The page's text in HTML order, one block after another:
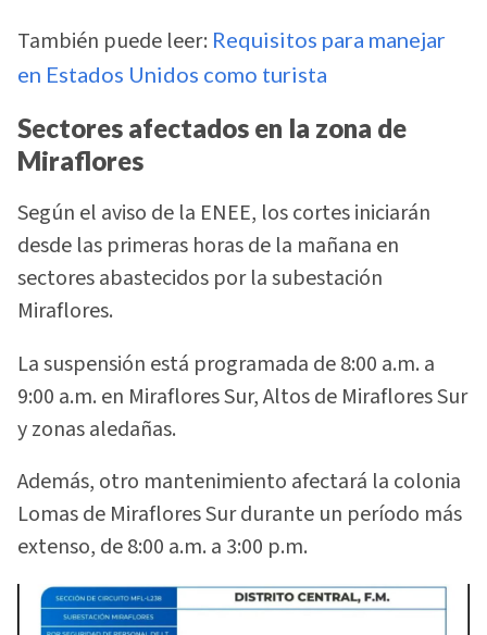
También puede leer: Requisitos para manejar
en Estados Unidos como turista
Sectores afectados en la zona de
Miraflores
Según el aviso de la ENEE, los cortes iniciarán
desde las primeras horas de la mañana en
sectores abastecidos por la subestación
Miraflores.
La suspensión está programada de 8:00 a.m. a
9:00 a.m. en Miraflores Sur, Altos de Miraflores Sur
y zonas aledañas.
Además, otro mantenimiento afectará la colonia
Lomas de Miraflores Sur durante un período más
extenso, de 8:00 a.m. a 3:00 p.m.